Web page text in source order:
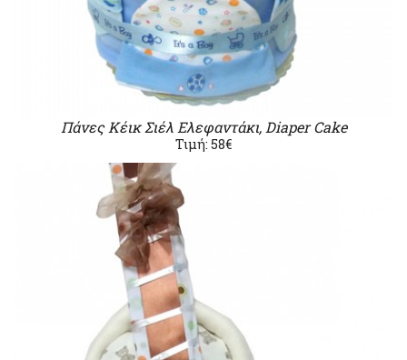
Πάνες Κέικ Σιέλ Ελεφαντάκι, Diaper Cake
Τιμή: 58€